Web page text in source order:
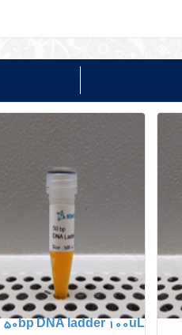
50bp DNA ladder 100uL